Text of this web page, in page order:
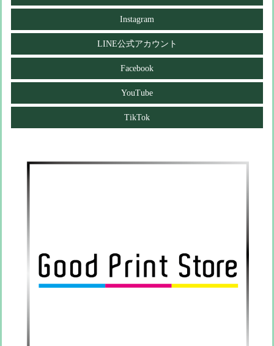
Instagram
LINE公式アカウント
Facebook
YouTube
TikTok